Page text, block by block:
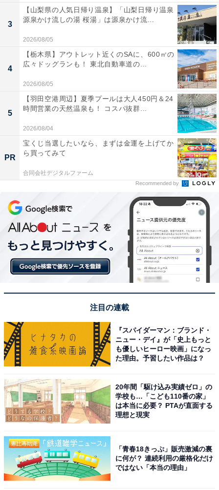
3
【山梨県の人気日帰り温泉】「山梨日帰り温泉
源泉かけ流しの湯 桜湯」は源泉かけ流...
2026/08/05
4
【栃木県】アウトレット近くのSAに、600㎡の
広々ドッグランも！ 東北自動車道の...
2026/08/05
5
【羽田空港周辺】夏季プールは大人450円＆24
時間営業の天然温泉も！ コスパ抜群...
2026/08/04
PR
宝くじ当選したいなら、まずは金運を上げてか
ら買ってみて
合同会社デジタルファーム
Recommended by
注目の連載
『スパイダーマン：ブランド・
ニュー・デイ』が「史上もっと
も優しいヒーロー映画」になっ
た理由。予習したい作品は？
20年間「駆け込み実績ゼロ」の
学校も…「こども110番の家」
は本当に必要？ PTAが直面する
理想と現実
「青春18きっぷ」販売激減の裏
に何が？ 連続利用の厳格化だけ
ではない「本当の理由」